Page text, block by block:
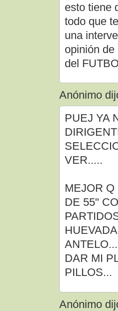
esto tiene
todo que
una
opinión
del
Anónimo
PUEJ YA
VER.....
MEJOR Q
DE 55"
DAR MI
PILLOS...
Anónimo